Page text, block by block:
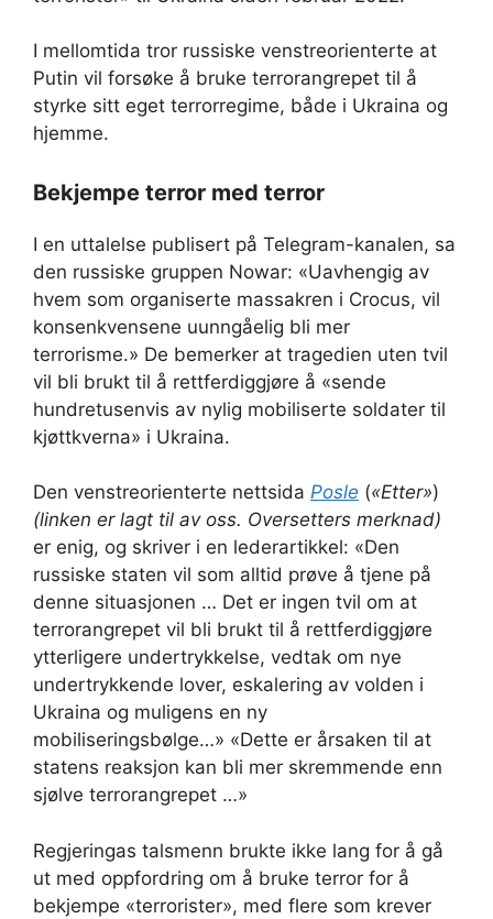
I mellomtida tror russiske venstreorienterte at
Putin vil forsøke å bruke terrorangrepet til å
styrke sitt eget terrorregime, både i Ukraina og
hjemme.
Bekjempe terror med terror
I en uttalelse publisert på Telegram-kanalen, sa
den russiske gruppen Nowar: «Uavhengig av
hvem som organiserte massakren i Crocus, vil
konsenkvensene uunngåelig bli mer
terrorisme.» De bemerker at tragedien uten tvil
vil bli brukt til å rettferdiggjøre å «sende
hundretusenvis av nylig mobiliserte soldater til
kjøttkverna» i Ukraina.
Den venstreorienterte nettsida Posle («Etter»)
(linken er lagt til av oss. Oversetters merknad)
er enig, og skriver i en lederartikkel: «Den
russiske staten vil som alltid prøve å tjene på
denne situasjonen … Det er ingen tvil om at
terrorangrepet vil bli brukt til å rettferdiggjøre
ytterligere undertrykkelse, vedtak om nye
undertrykkende lover, eskalering av volden i
Ukraina og muligens en ny
mobiliseringsbølge…» «Dette er årsaken til at
statens reaksjon kan bli mer skremmende enn
sjølve terrorangrepet …»
Regjeringas talsmenn brukte ikke lang for å gå
ut med oppfordring om å bruke terror for å
bekjempe «terrorister», med flere som krever